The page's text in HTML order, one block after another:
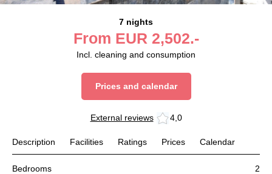
7 nights
From EUR 2,502.-
Incl. cleaning and consumption
Prices and calendar
External reviews 4,0
Description Facilities Ratings Prices Calendar
Bedrooms
2